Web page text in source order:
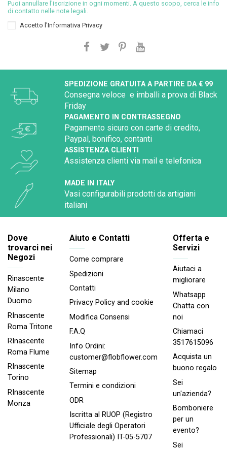
Puoi annullare l'iscrizione in ogni momenti. A questo scopo, cerca le info
di contatto nelle note legali.
Accetto l'Informativa Privacy
SPEDIZIONE GRATUITA A PARTIRE DA € 99
Consegna veloce e imballi a prova di Black
Friday
PAGAMENTO IN CONTRASSEGNO
Pagamento sicuro con carte di credito,
Paypal, bonifico, contanti
ASSISTENZA CLIENTI
Assistenza clienti via mail e telefonica
MADE IN ITALY
Vasi configurabili prodotti da artigiani
italiani
Dove
trovarci nei
Negozi
Rinascente
Milano
Duomo
RInascente
Roma Tritone
RInascente
Roma FIume
RInascente
Torino
RInascente
Monza
Aiuto e Contatti
Come comprare
Spedizioni
Contatti
Privacy Policy and cookie
Modifica Consensi
F.A.Q
Info Ordini:
customer@flobflower.com
Sitemap
Termini e condizioni
ODR
Iscritta al RUOP (Registro
Ufficiale degli Operatori
Professionali) IT-05-5707
Offerta e
Servizi
Aiutaci a
migliorare
Whatsapp
Chatta con
noi
Chiamaci
3517615096
Acquista un
buono regalo
Sei
un'azienda?
Bomboniere
per un
evento?
Sei